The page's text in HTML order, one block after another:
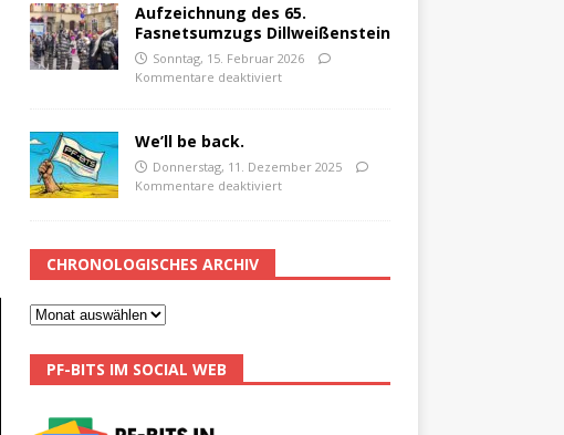
Aufzeichnung des 65.
Fasnetsumzugs Dillweißenstein
Sonntag, 15. Februar 2026
Kommentare deaktiviert
We’ll be back.
Donnerstag, 11. Dezember 2025
Kommentare deaktiviert
CHRONOLOGISCHES ARCHIV
PF-BITS IM SOCIAL WEB